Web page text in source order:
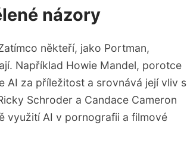
názory
někteří, jako Portman,
Například Howie Mandel, porotce
AI za příležitost a srovnává její vliv s
Schroder a Candace Cameron
využití AI v pornografii a filmové